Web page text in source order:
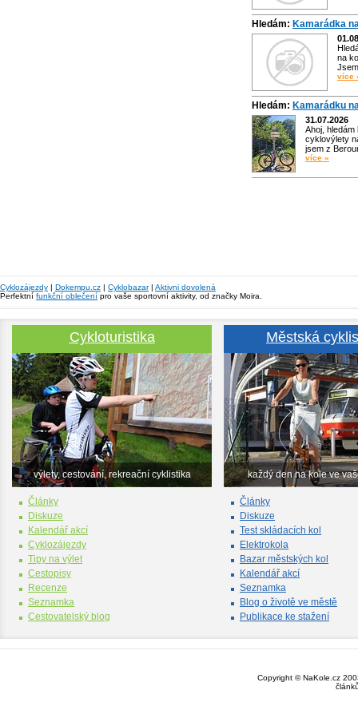
Hledám: Kamarádka
na
více
Hledám: Kamarádku
31.07.2026
Ahoj,
cyklovýlety
jsem z
více »
Cyklozájezdy | Dokempu.cz | Cyklobazar| Aktivni dovolená
Perfektní funkční oblečení pro vaše sportovní aktivity, od značky Moira.
Cykloturistika
výlety, cestování, rekreační cyklistika
Články
Diskuze
Kalendář akcí
Cyklozájezdy
Tipy na výlet
Cestopisy
Recenze
Seznamka
Cestovatelský blog
Městská
každý den na kole ve
Články
Diskuze
Test skládacích kol
Elektrokola
Bazar městských kol
Kalendář akcí
Seznamka
Blog o životě ve městě
Publikace ke stažení
Copyright © NaKole.cz